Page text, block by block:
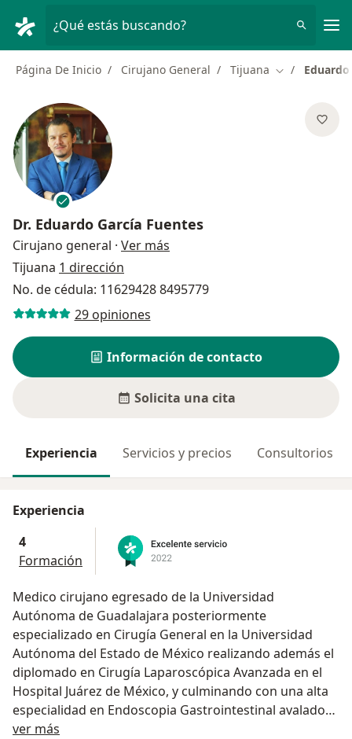
¿Qué estás buscando?
Página De Inicio Cirujano General Tijuana Cambiar de
Dr. Eduardo García Fuentes
Cirujano general · Ver más
Tijuana 1 dirección
No. de cédula: 11629428 8495779
29 opiniones
Información de contacto
Solicita una cita
Experiencia Servicios y precios Consultorios
Experiencia
4
Formación
Medico cirujano egresado de la Universidad
Autónoma de Guadalajara posteriormente
especializado en Cirugía General en la Universidad
Autónoma del Estado de México realizando además el
diplomado en Cirugía Laparoscópica Avanzada en el
Hospital Juárez de México, y culminando con una alta
especialidad en Endoscopia Gastrointestinal avalado
por la Universidad Nacional Autónoma de México,
ver más